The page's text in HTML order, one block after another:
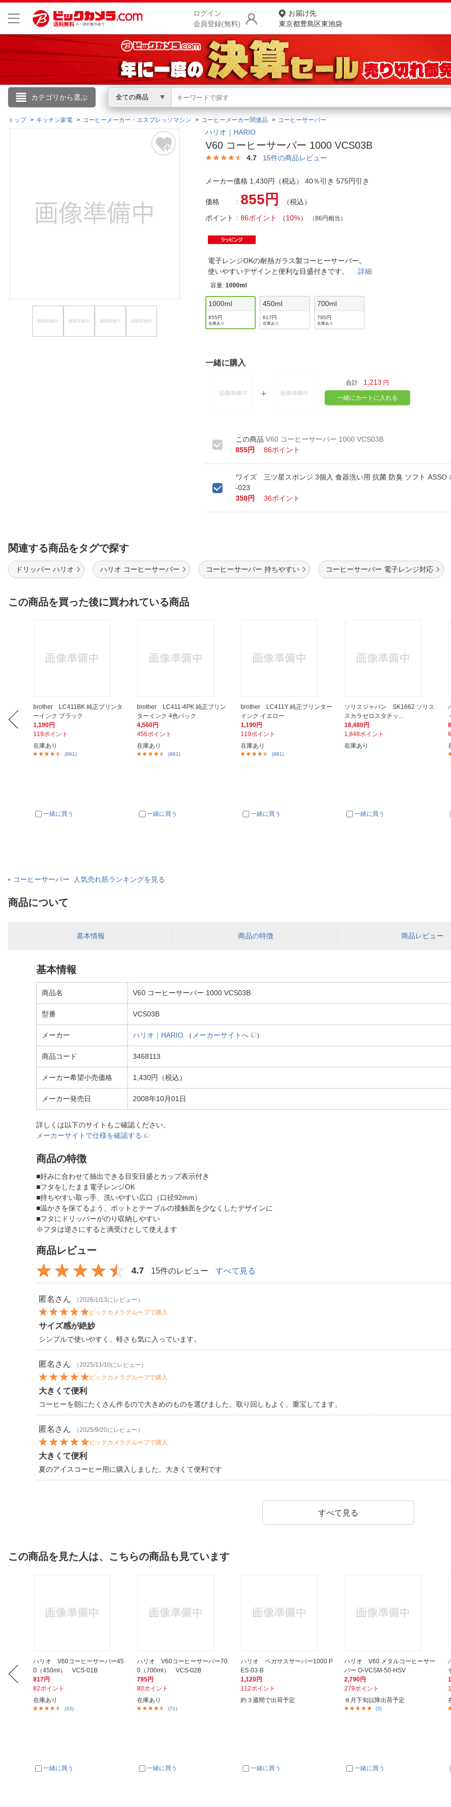
ログイン
会員登録(無料)
お届け先
東京都豊島区東池袋
カテゴリから選ぶ 全ての商品
こんにちは
ログイン
閲覧履歴
商品をさがす
ランキングからさがす
お客様サポート
トップ キッチン家電 コーヒーメーカー・エスプレッソマシン コーヒーメーカー関連品 コーヒーサーバー
ハリオ｜HARIO
V60 コーヒーサーバー 1000 VCS03B
4.7 15件の商品レビュー
メーカー価格 1,430円（税込） 40％引き 575円引き
価格 855円
（税込）
ポイント
86ポイント （10%） （86円相当）
電子レンジOKの耐熱ガラス製コーヒーサーバー。
使いやすいデザインと便利な目盛付きです。詳細
容量:1000ml
1000ml
855円
在庫あり
450ml
817円
在庫あり
700ml
795円
在庫あり
一緒に購入
合計 1,213 円
一緒にカートに入れる
V60 コーヒーサーバー 1000 VCS03B
855円
86ポイント
ワイズ 三ツ星スポンジ 3個入 食器洗い用 抗菌 防臭 ソフト ASSO
-023
358円
36ポイント
関連する商品をタグで探す
ドリッパー ハリオ ハリオ コーヒーサーバー コーヒーサーバー 持ちやすい コーヒーサーバー 電子レンジ対応
この商品を買った後に買われている商品
brother LC411BK 純正プリンタ
ーインク ブラック
1,190円
119ポイント
在庫あり
(981)
一緒に買う
brother LC411-4PK 純正プリン
ターインク 4色パック
4,560円
456ポイント
在庫あり
(981)
一緒に買う
brother LC411Y 純正プリンター
インク イエロー
1,190円
119ポイント
在庫あり
(981)
一緒に買う
ソリスジャパン SK1662 ソリス
スカラゼロスタチッ...
18,480円
1,848ポイント
在庫あり
一緒に買う
コーヒーサーバー 人気売れ筋ランキングを見る
商品について
基本情報 商品の特徴 商品レビュー
基本情報
商品名 V60 コーヒーサーバー 1000 VCS03B
型番 VCS03B
メーカー ハリオ｜HARIO （ メーカーサイトへ ）
商品コード 3468113
メーカー希望小売価格 1,430円（税込）
メーカー発売日 2008年10月01日
詳しくは以下のサイトもご確認ください。
メーカーサイトで仕様を確認する
商品の特徴
■好みに合わせて抽出できる目安目盛とカップ表示付き
■フタをしたまま電子レンジOK
■持ちやすい取っ手、洗いやすい広口（口径92mm）
■温かさを保てるよう、ポットとテーブルの接触面を少なくしたデザインに
■フタにドリッパーがのり収納しやすい
※フタは逆さにすると滴受けとして使えます
商品レビュー
4.7 15件のレビュー すべて見る
匿名 さん
（2026/1/13にレビュー）
ビックカメラグループで購入
サイズ感が絶妙
シンプルで使いやすく、軽さも気に入っています。
匿名 さん
（2025/11/10にレビュー）
ビックカメラグループで購入
大きくて便利
コーヒーを朝にたくさん作るので大きめのものを選びました。取り回しもよく、重宝してます。
匿名 さん
（2025/9/20にレビュー）
ビックカメラグループで購入
大きくて便利
夏のアイスコーヒー用に購入しました。大きくて便利です
すべて見る
この商品を見た人は、こちらの商品も見ています
ハリオ V60コーヒーサーバー45
0（450ml） VCS-01B
817円
82ポイント
在庫あり
(33)
一緒に買う
ハリオ V60コーヒーサーバー70
0（700ml） VCS-02B
795円
80ポイント
在庫あり
(71)
一緒に買う
ハリオ ペガサスサーバー1000 P
ES-03-B
1,120円
112ポイント
約３週間で出荷予定
一緒に買う
ハリオ V60 メタルコーヒーサー
バー O-VCSM-50-HSV
2,790円
279ポイント
８月下旬以降出荷予定
(3)
一緒に買う